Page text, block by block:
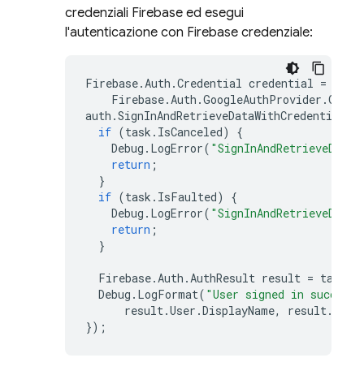
credenziali Firebase ed esegui
l'autenticazione con Firebase credenziale:
Firebase.Auth .Credential credential =
Firebase.Auth .GoogleAuthProvider .
auth .
if (task . IsCanceled)
{
Debug . LogError(
return ;
}
if (task . IsFaulted)
{
Debug . LogError(
return ;
}
Firebase.Auth .AuthResult result = task
Debug . LogFormat( "User signed in
result.User .DisplayName, result.
});